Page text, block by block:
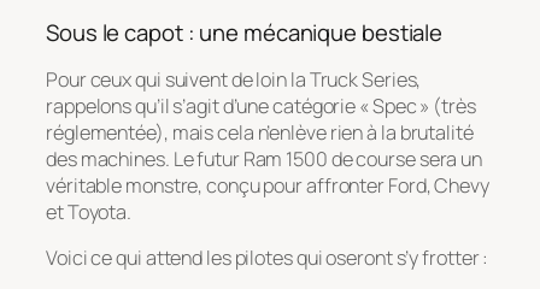
Sous le capot : une mécanique bestiale
Pour ceux qui suivent de loin la Truck Series,
rappelons qu’il s’agit d’une catégorie « Spec » (très
réglementée), mais cela n’enlève rien à la brutalité
des machines. Le futur Ram 1500 de course sera un
véritable monstre, conçu pour affronter Ford, Chevy
et Toyota.
Voici ce qui attend les pilotes qui oseront s’y frotter :